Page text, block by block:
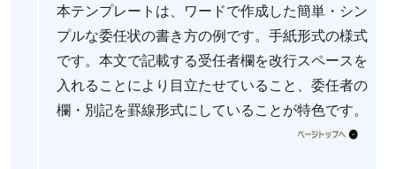
本テンプレートは、ワードで作成した簡単・シン
プルな委任状の書き方の例です。手紙形式の様式
です。本文で記載する受任者欄を改行スペースを
入れることにより目立たせていること、委任者の
欄・別記を罫線形式にしていることが特色です。